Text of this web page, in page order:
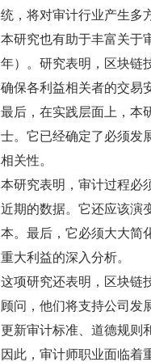
统，将对审计行业产生多
本研究也有助于丰富关于
年）。研究表明，区块链
确保各利益相关者的交易
最后，在实践层面上，本
士。它已经确定了必须发
相关性。
本研究表明，审计过程必
近期的数据。它还应该演
本。最后，它必须大大简
重大利益的深入分析。
这项研究还表明，区块链
顾问，他们将支持公司发
更新审计标准、道德规则
因此，审计师职业面临着